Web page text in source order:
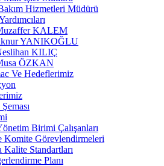
Hizmetleri Müdürü
KALEM
YANIKOĞLU
KILIÇ
ÖZKAN
Ve Hedeflerimiz
Birimi Çalışanları
Komite Görevlendirmeleri
Kalite Standartları
Planı